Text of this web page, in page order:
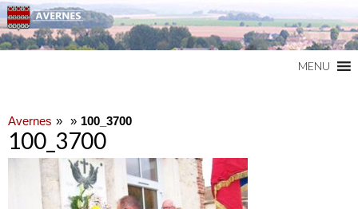
MENU
Avernes 100_3700
100_3700